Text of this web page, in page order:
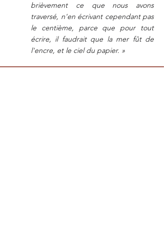
brièvement ce que nous avons
traversé, n'en écrivant cependant pas
le centième, parce que pour tout
écrire, il faudrait que la mer fût de
l'encre, et le ciel du papier. »